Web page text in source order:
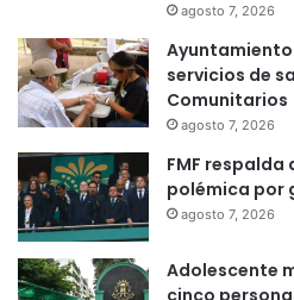
agosto 7, 2026
servicios de
Comunitarios
agosto 7, 2026
FMF respalda
polémica por
agosto 7, 2026
Adolescente
cinco